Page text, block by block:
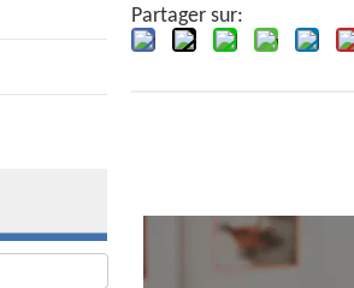
Partager sur: